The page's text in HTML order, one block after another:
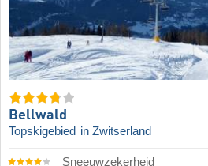
Bellwald
Topskigebied in Zwitserland
Sneeuwzekerheid